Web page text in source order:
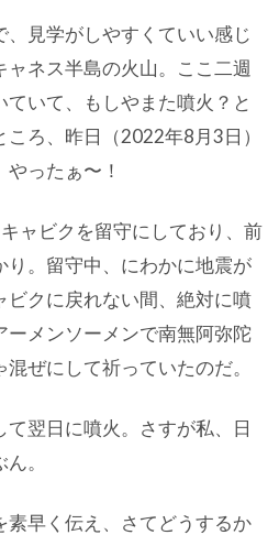
見学がしやすくていい感じ
ネス半島の火山。ここ二週
いて、もしやまた噴火？と
ろ、昨日（2022年8月3日）
ったぁ〜！
ャビクを留守にしており、前
り。留守中、にわかに地震が
ビクに戻れない間、絶対に噴
ーメンソーメンで南無阿弥陀
ぜにして祈っていたのだ。
翌日に噴火。さすが私、日
。
素早く伝え、さてどうするか